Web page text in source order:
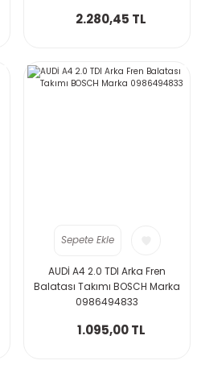
2.280,45 TL
Sepete Ekle
AUDİ A4 2.0 TDI Arka Fren
Balatası Takımı BOSCH Marka
0986494833
1.095,00 TL